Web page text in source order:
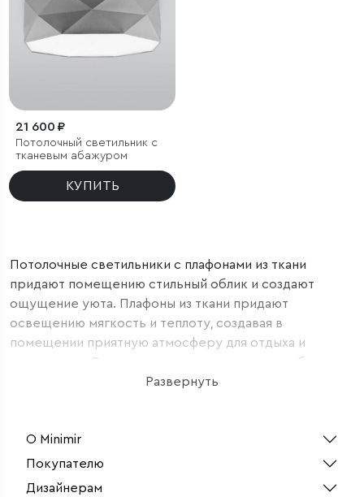
21 600 ₽
Потолочный светильник с
тканевым абажуром
КУПИТЬ
Потолочные светильники с плафонами из ткани
придают помещению стильный облик и создают
ощущение уюта. Плафоны из ткани придают
освещению мягкость и теплоту, создавая в
помещении приятную атмосферу для отдыха и
релаксации. Они рассеивают свет, делая его более
приглушенным и комфортным для глаз. Тканевые
цветах, текстурах и узорах, что позволяет подобрать
идеальный вариант под любой интерьер. Тканевые
Развернуть
О Minimir
Покупателю
Дизайнерам